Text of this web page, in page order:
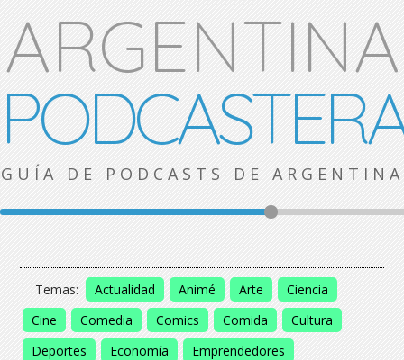
ARGENTINA
GUÍA DE PODCASTS DE ARGENTINA
Temas: Actualidad Animé Arte
Ciencia
Cine
Comedia Comics Comida
Cultura
Deportes
Economía
Emprendedores